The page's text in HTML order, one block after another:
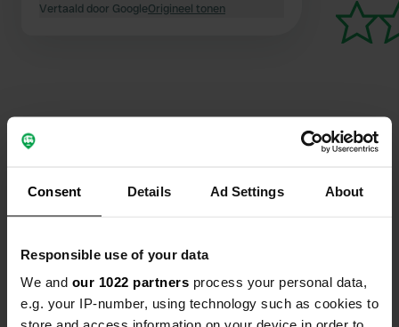
Consent Details Ad Settings About
Responsible use of your data
We and our 1022 partners process your personal data,
e.g. your IP-number, using technology such as cookies to
Vertaald door GoogleOrigineel tonen
85700, Pouzauges, Frankrijk
Coördinaten
46° 47' 58" N 0° 47' 44" W